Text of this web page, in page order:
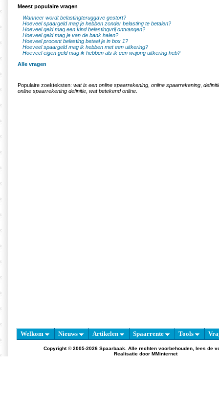
Meest populaire vragen
Wanneer wordt belastingteruggave gestort?
Hoeveel spaargeld mag je hebben zonder belasting te betalen?
Hoeveel geld mag een kind belastingvrij ontvangen?
Hoeveel geld mag je van de bank halen?
Hoeveel procent belasting betaal je in box 1?
Hoeveel spaargeld mag ik hebben met een uitkering?
Hoeveel eigen geld mag ik hebben als ik een wajong uitkering heb?
Alle vragen
Populaire zoekteksten: wat is een online spaarrekening online spaarrekening
online spaarrekening definitie wat betekend online
Welkom Nieuws Artikelen Spaarrente Tools
Copyright © 2005-2026 Spaarbaak. Alle rechten voorbehouden, lees de
Realisatie door MMinternet